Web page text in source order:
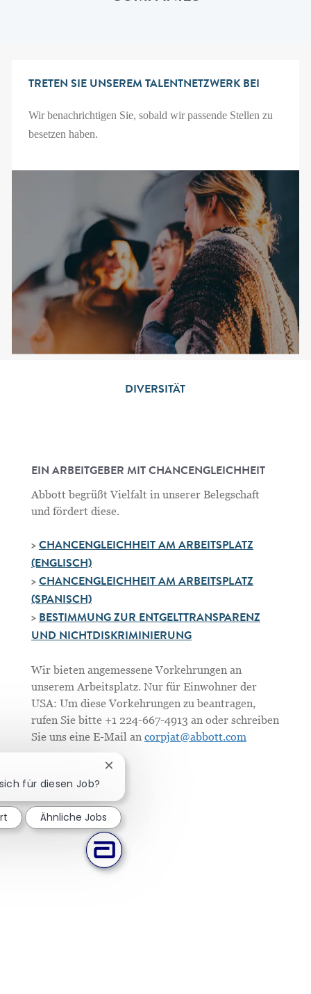
TRETEN SIE UNSEREM TALENTNETZWERK BEI
Wir benachrichtigen Sie, sobald wir passende Stellen zu
besetzen haben.
DIVERSITÄT
EIN ARBEITGEBER MIT CHANCENGLEICHHEIT
Abbott begrüßt Vielfalt in unserer Belegschaft
und fördert diese.
> CHANCENGLEICHHEIT AM ARBEITSPLATZ
(ENGLISCH)
> CHANCENGLEICHHEIT AM ARBEITSPLATZ
(SPANISCH)
> BESTIMMUNG ZUR ENTGELTTRANSPARENZ
UND NICHTDISKRIMINIERUNG
Wir bieten angemessene Vorkehrungen an
unserem Arbeitsplatz. Nur für Einwohner der
USA: Um diese Vorkehrungen zu beantragen,
rufen Sie bitte +1 224-667-4913 an oder schreiben
Sie uns eine E-Mail an corpjat@abbott.com
für diesen Job?
Chatbot-Benachrichtigung schließen
Ähnliche Jobs